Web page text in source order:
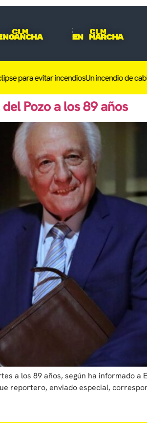
CLM CLM
En Marcha
para evitar incendiosUn incendio de
Pozo a los 89 años
a los 89 años, según ha informado a
reportero, enviado especial,